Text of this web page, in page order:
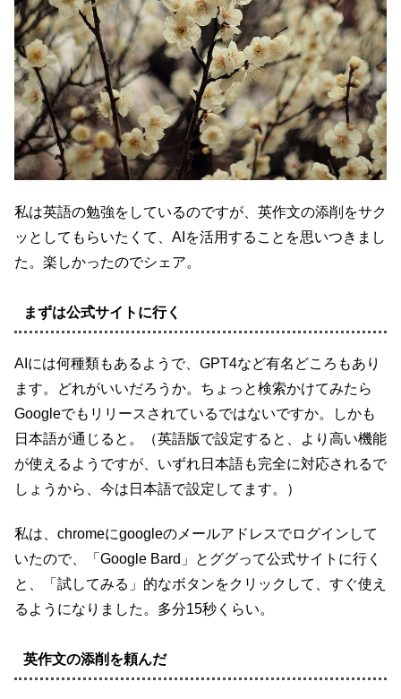
私は英語の勉強をしているのですが、英作文の添削をサク
ッとしてもらいたくて、AIを活用することを思いつきまし
た。楽しかったのでシェア。
まずは公式サイトに行く
AIには何種類もあるようで、GPT4など有名どころもあり
ます。どれがいいだろうか。ちょっと検索かけてみたら
Googleでもリリースされているではないですか。しかも
日本語が通じると。（英語版で設定すると、より高い機能
が使えるようですが、いずれ日本語も完全に対応されるで
しょうから、今は日本語で設定してます。）
私は、chromeにgoogleのメールアドレスでログインして
いたので、「Google Bard」とググって公式サイトに行く
と、「試してみる」的なボタンをクリックして、すぐ使え
るようになりました。多分15秒くらい。
英作文の添削を頼んだ